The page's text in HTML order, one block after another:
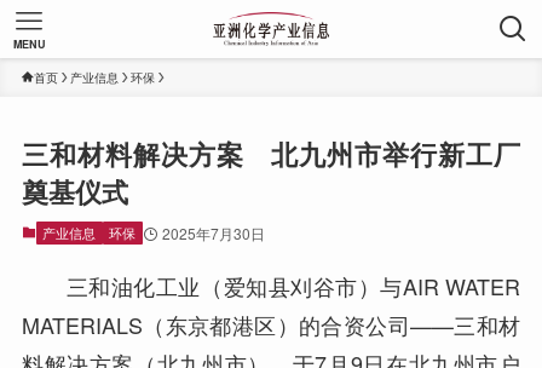
MENU
首页 产业信息 环保
三和材料解决方案 北九州市举行新工厂
奠基仪式
产业信息 环保 2025年7月30日
三和油化工业（爱知县刈谷市）与AIR WATER
MATERIALS（东京都港区）的合资公司——三和材